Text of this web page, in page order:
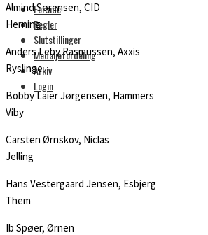
Forside
Regler
Slutstillinger
Medaljefordeling
Arkiv
Login
Almind Sørensen, CID
Herning
Anders Leby Rasmussen, Axxis
Ryslinge
Bobby Laier Jørgensen, Hammers
Viby
Carsten Ørnskov, Niclas
Jelling
Hans Vestergaard Jensen, Esbjerg
Them
Ib Spøer, Ørnen